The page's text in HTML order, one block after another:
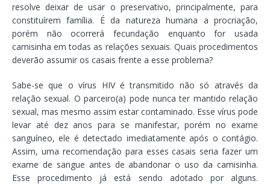
resolve deixar de usar o preservativo, principalmente, para
constituírem família. É da natureza humana a procriação,
porém não ocorrerá fecundação enquanto for usada
camisinha em todas as relações sexuais. Quais procedimentos
deverão assumir os casais frente a esse problema?
Sabe-se que o vírus HIV é transmitido não só através da
relação sexual. O parceiro(a) pode nunca ter mantido relação
sexual, mas mesmo assim estar contaminado. Esse vírus pode
levar até dez anos para se manifestar, porém no exame
sanguíneo, ele é detectado imediatamente após o contágio.
Assim, uma recomendação para esses casais seria fazer um
exame de sangue antes de abandonar o uso da camisinha.
Esse procedimento já está sendo adotado por alguns.